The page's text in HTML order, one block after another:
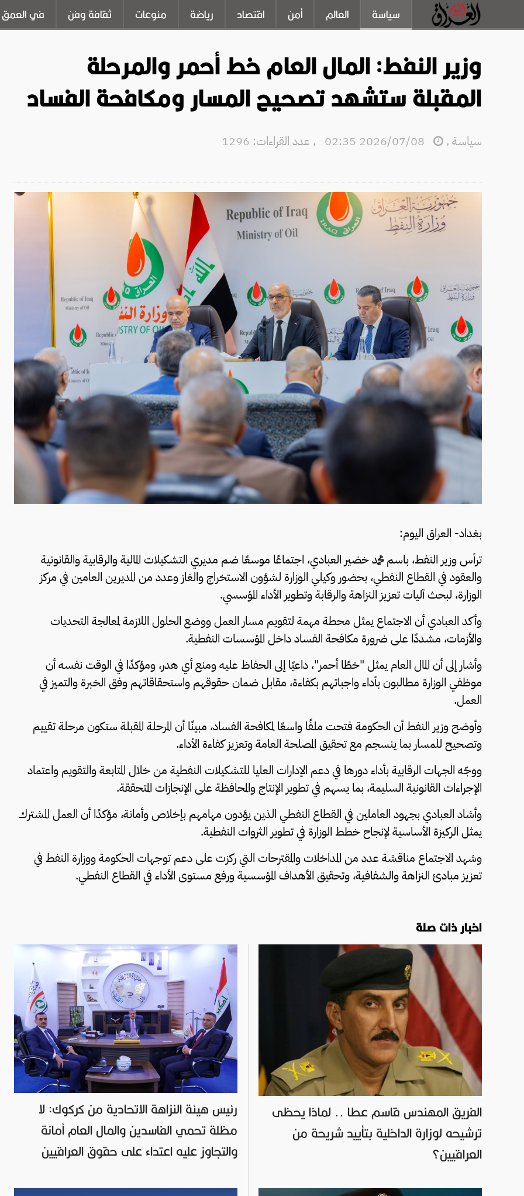
سياسة العالم أمن اقتصاد رياضة منوعات ثقافة وفن في العمق
وزير النفط: المال العام خط أحمر والمرحلة
المقبلة ستشهد تصحيح المسار ومكافحة الفساد
سياسة ,
, عدد القراءات: 1296
بغداد- العراق اليوم:
ترأس وزير النفط، باسم محمد خضير العبادي، اجتماعًا موسعًا ضم مديري التشكيلات المالية والرقابية والقانونية
والعقود في القطاع النفطي، بحضور وكيلي الوزارة لشؤون الاستخراج والغاز وعدد من المديرين العامين في مركز
الوزارة، لبحث آليات تعزيز النزاهة والرقابة وتطوير الأداء المؤسسي.
وأكد العبادي أن الاجتماع يمثل محطة مهمة لتقويم مسار العمل ووضع الحلول اللازمة لمعالجة التحديات
والأزمات، مشددًا على ضرورة مكافحة الفساد داخل المؤسسات النفطية.
وأشار إلى أن المال العام يمثل "خطًا أحمر"، داعيًا إلى الحفاظ عليه ومنع أي هدر، ومؤكدًا في الوقت نفسه أن
موظفي الوزارة مطالبون بأداء واجباتهم بكفاءة، مقابل ضمان حقوقهم واستحقاقاتهم وفق الخبرة والتميز في
العمل.
وأوضح وزير النفط أن الحكومة فتحت ملفًا واسعًا لمكافحة الفساد، مبينًا أن المرحلة المقبلة ستكون مرحلة تقييم
وتصحيح للمسار بما ينسجم مع تحقيق المصلحة العامة وتعزيز كفاءة الأداء.
ووجّه الجهات الرقابية بأداء دورها في دعم الإدارات العليا للتشكيلات النفطية من خلال المتابعة والتقويم واعتماد
الإجراءات القانونية السليمة، بما يسهم في تطوير الإنتاج والمحافظة على الإنجازات المتحققة.
وأشاد العبادي بجهود العاملين في القطاع النفطي الذين يؤدون مهامهم بإخلاص وأمانة، مؤكدًا أن العمل المشترك
يمثل الركيزة الأساسية لإنجاح خطط الوزارة في تطوير الثروات النفطية.
وشهد الاجتماع مناقشة عدد من المداخلات والمقترحات التي ركزت على دعم توجهات الحكومة ووزارة النفط في
تعزيز مبادئ النزاهة والشفافية، وتحقيق الأهداف المؤسسية ورفع مستوى الأداء في القطاع النفطي.
اخبار ذات صلة
رئيس هيئة النزاهة الاتحادية من كركوك: لا
مظلة تحمي الفاسدين والمال العام أمانة
والتجاوز عليه اعتداء على حقوق العراقيين
الفريق المهندس قاسم عطا .. لماذا يحظى
ترشيحه لوزارة الداخلية بتأييد شريحة من
العراقيين؟